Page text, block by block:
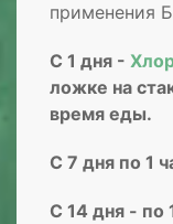
применения
С 1 дня -
ложке на
время еды.
С 7 дня по 1
С 14 дня - по